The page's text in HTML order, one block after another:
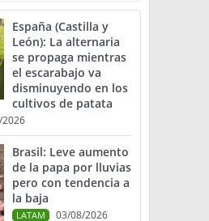
España (Castilla y
León): La alternaria
se propaga mientras
el escarabajo va
disminuyendo en los
cultivos de patata
Brasil: Leve aumento
de la papa por lluvias
pero con tendencia a
la baja
LATAM 03/08/2026